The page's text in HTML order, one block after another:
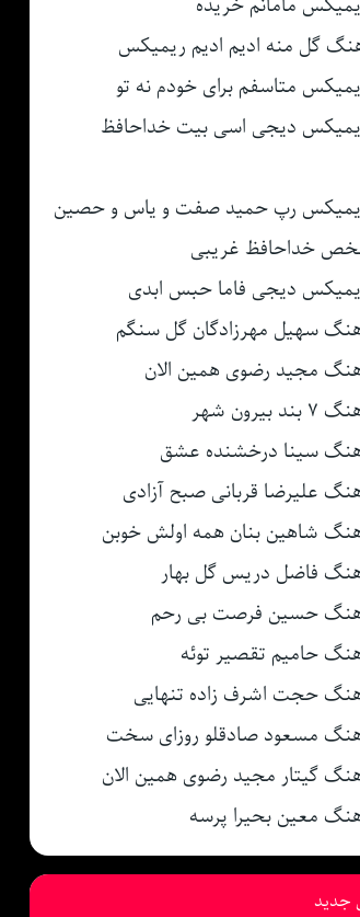
گل منه ادیم ادیم ریمیکس
متاسفم برای خودم نه تو
ریمیکس دیجی اسی بیت خداحافظ
ریمیکس رپ حمید صفت و یاس و حصین
خداحافظ غریبی
دیجی فاما حبس ابدی
سهیل مهرزادگان گل سنگم
مجید رضوی همین الان
شهر
سینا درخشنده عشق
علیرضا قربانی صبح آزادی
شاهین بنان همه اولش خوبن
فاضل دریس گل بهار
آهنگ حسین فرصت بی رحم
حامیم تقصیر توئه
حجت اشرف زاده تنهایی
مسعود صادقلو روزای سخت
گیتار مجید رضوی همین الان
معین بحیرا پرسه
جدید